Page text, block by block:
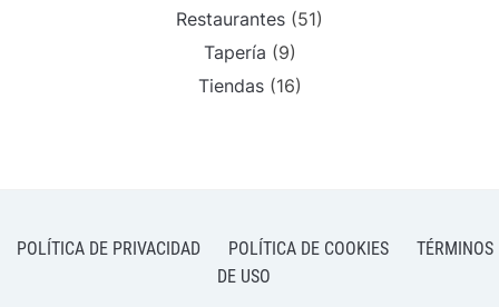
Restaurantes (51)
Tapería (9)
Tiendas(16)
POLÍTICA DE PRIVACIDAD POLÍTICA DE COOKIES
TÉRMINOS
DE USO